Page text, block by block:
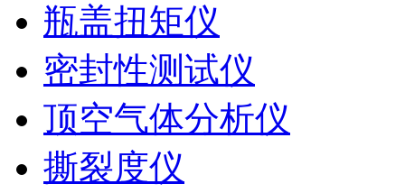
瓶盖扭矩仪
密封性测试仪
顶空气体分析仪
撕裂度仪